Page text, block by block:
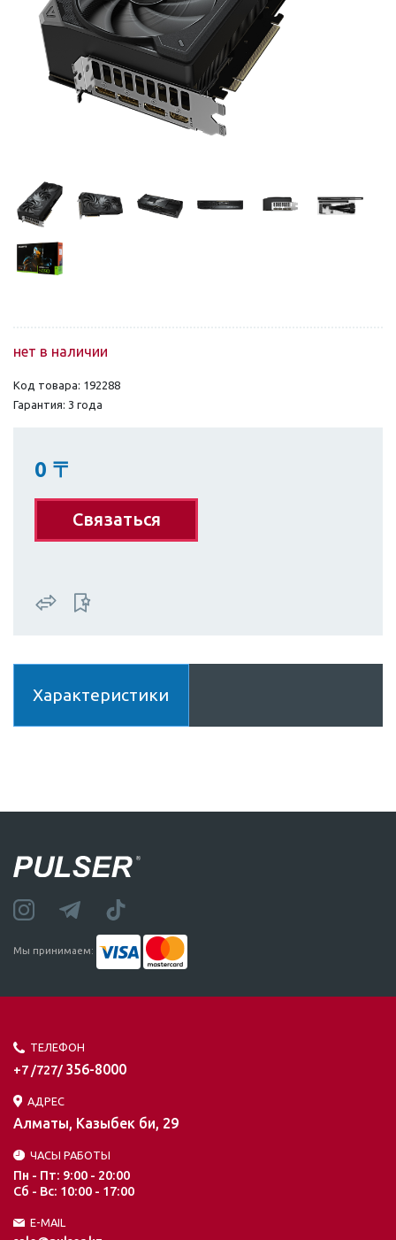
нет в наличии
Код товара: 192288
Гарантия: 3 года
0 〒
Связаться
Характеристики
Мы принимаем:
ТЕЛЕФОН
+7 /727/ 356-8000
АДРЕС
Алматы, Казыбек би, 29
ЧАСЫ РАБОТЫ
Пн - Пт: 9:00 - 20:00
Сб - Вс: 10:00 - 17:00
E-MAIL